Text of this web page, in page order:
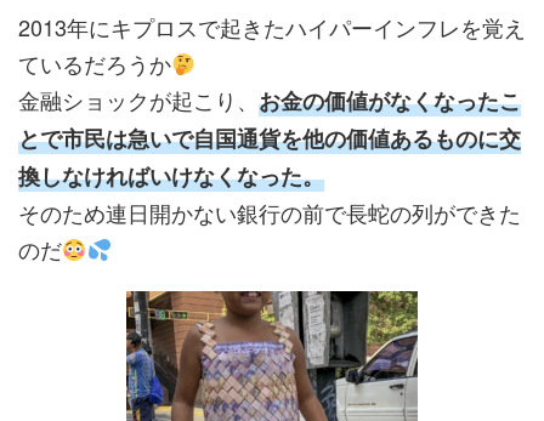
2013年にキプロスで起きたハイパーインフレを覚え
ているだろうか
金融ショックが起こり、 お金の価値がなくなったこ
とで市民は急いで自国通貨を他の価値あるものに交
換しなければいけなくなった。
そのため連日開かない銀行の前で長蛇の列ができた
のだ